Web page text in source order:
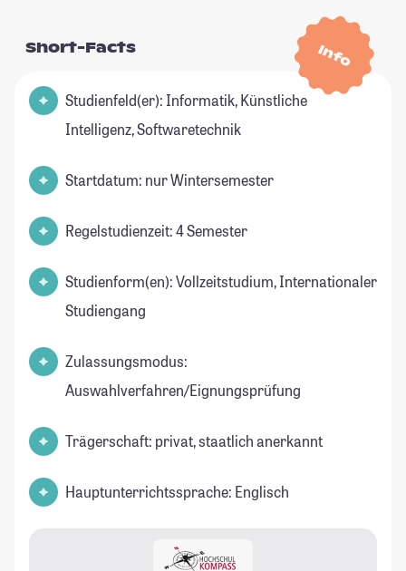
Info
Short-Facts
Studienfeld(er): Informatik, Künstliche
Intelligenz, Softwaretechnik
Startdatum: nur Wintersemester
Regelstudienzeit: 4 Semester
Studienform(en): Vollzeitstudium, Internationaler
Studiengang
Zulassungsmodus:
Auswahlverfahren/Eignungsprüfung
Trägerschaft: privat, staatlich anerkannt
Hauptunterrichtssprache: Englisch